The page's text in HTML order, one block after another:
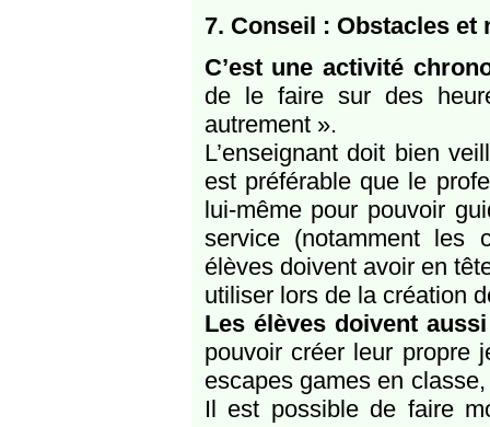
7. Conseil : Obstacles
C’est une activité
de le faire sur des
autrement ».
L’enseignant doit bien
est préférable que le
lui-même pour pouvoir
service (notamment les
élèves doivent avoir en
utiliser lors de la création
Les élèves doivent
pouvoir créer leur propre
escapes games en
Il est possible de faire